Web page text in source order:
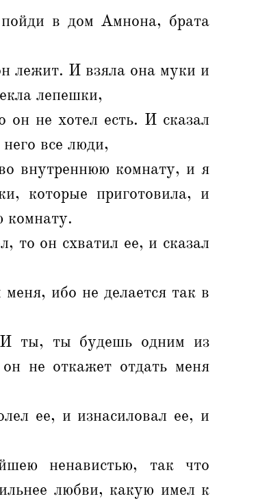
в дом Амнона, брата
лежит. И взяла она муки и
лепешки,
не хотел есть. И сказал
все люди,
внутреннюю комнату, и я
которые приготовила, и
комнату.
то он схватил ее, и сказал
ибо не делается так в
ты, ты будешь одним из
не откажет отдать меня
ее, и изнасиловал ее, и
ненавистью, так что
любви, какую имел к